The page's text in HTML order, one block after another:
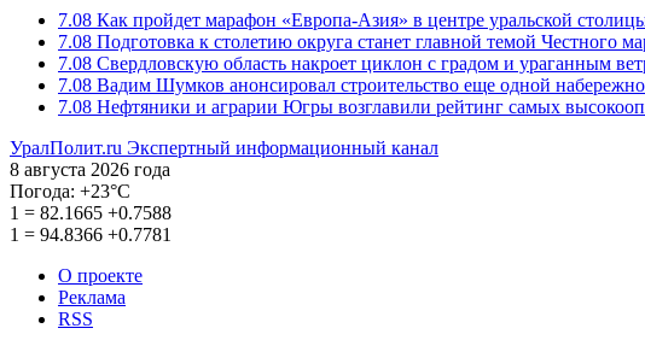
7.08 Как пройдет марафон «Европа-Азия» в центре уральской
7.08 Подготовка к столетию округа станет главной темой Честного
7.08 Свердловскую область накроет циклон с градом и ураганным
7.08 Вадим Шумков анонсировал строительство еще одной
7.08 Нефтяники и аграрии Югры возглавили рейтинг самых
УралПолит.ru Экспертный информационный канал
8 августа 2026 года
Погода: +23°С
1 = 82.1665 +0.7588
1 = 94.8366 +0.7781
О проекте
Реклама
RSS